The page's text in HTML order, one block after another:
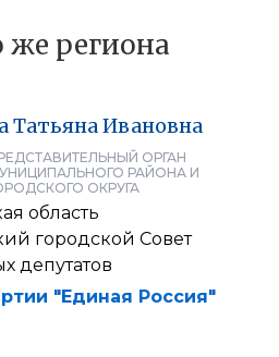
же региона
ТатьянаИвановна
ОРГАН
РАЙОНА И
ОКРУГА
область
городской Совет
депутатов
"Единая Россия"